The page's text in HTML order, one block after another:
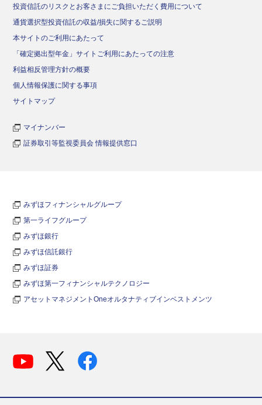
投資信託のリスクとお客さまにご負担いただく費用について
通貨選択型投資信託の収益/損失に関するご説明
本サイトのご利用にあたって
「確定拠出型年金」サイトご利用にあたっての注意
利益相反管理方針の概要
個人情報保護に関する事項
サイトマップ
マイナンバー
証券取引等監視委員会 情報提供窓口
みずほフィナンシャルグループ
第一ライフグループ
みずほ銀行
みずほ信託銀行
みずほ証券
みずほ第一フィナンシャルテクノロジー
アセットマネジメントOneオルタナティブインベストメンツ